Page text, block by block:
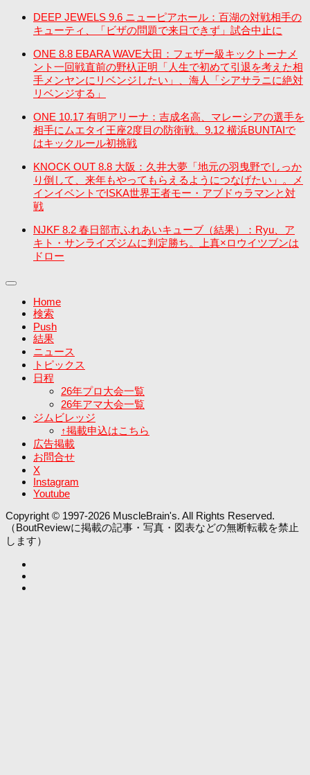
DEEP JEWELS 9.6 ニューピアホール：百湖の対戦相手の
キューティ、「ビザの問題で来日できず」試合中止に
ONE 8.8 EBARA WAVE大田：フェザー級キックトーナメ
ント一回戦直前の野杁正明「人生で初めて引退を考えた相
手メンヤンにリベンジしたい」、海人「シアサラニに絶対
リベンジする」
ONE 10.17 有明アリーナ：吉成名高、マレーシアの選手を
相手にムエタイ王座2度目の防衛戦。9.12 横浜BUNTAIで
はキックルール初挑戦
KNOCK OUT 8.8 大阪：久井大夢「地元の羽曳野でしっか
り倒して、来年もやってもらえるようにつなげたい」。メ
インイベントでISKA世界王者モー・アブドゥラマンと対
戦
NJKF 8.2 春日部市ふれあいキューブ（結果）：Ryu、ア
キト・サンライズジムに判定勝ち。上真×ロウイツブンは
ドロー
Home
検索
Push
結果
ニュース
トピックス
日程
26年プロ大会一覧
26年アマ大会一覧
ジムビレッジ
↑掲載申込はこちら
広告掲載
お問合せ
X
Instagram
Youtube
Copyright © 1997-2026 MuscleBrain's. All Rights Reserved.
（BoutReviewに掲載の記事・写真・図表などの無断転載を禁止
します）